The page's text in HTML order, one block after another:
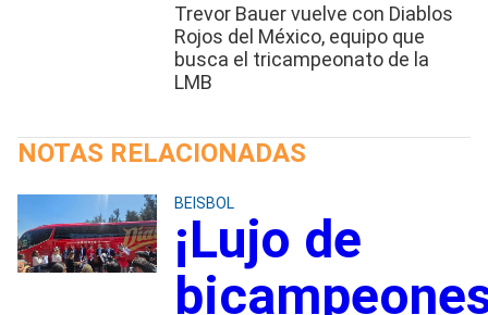
Trevor Bauer vuelve con Diablos
Rojos del México, equipo que
busca el tricampeonato de la
LMB
NOTAS RELACIONADAS
BEISBOL
¡Lujo de